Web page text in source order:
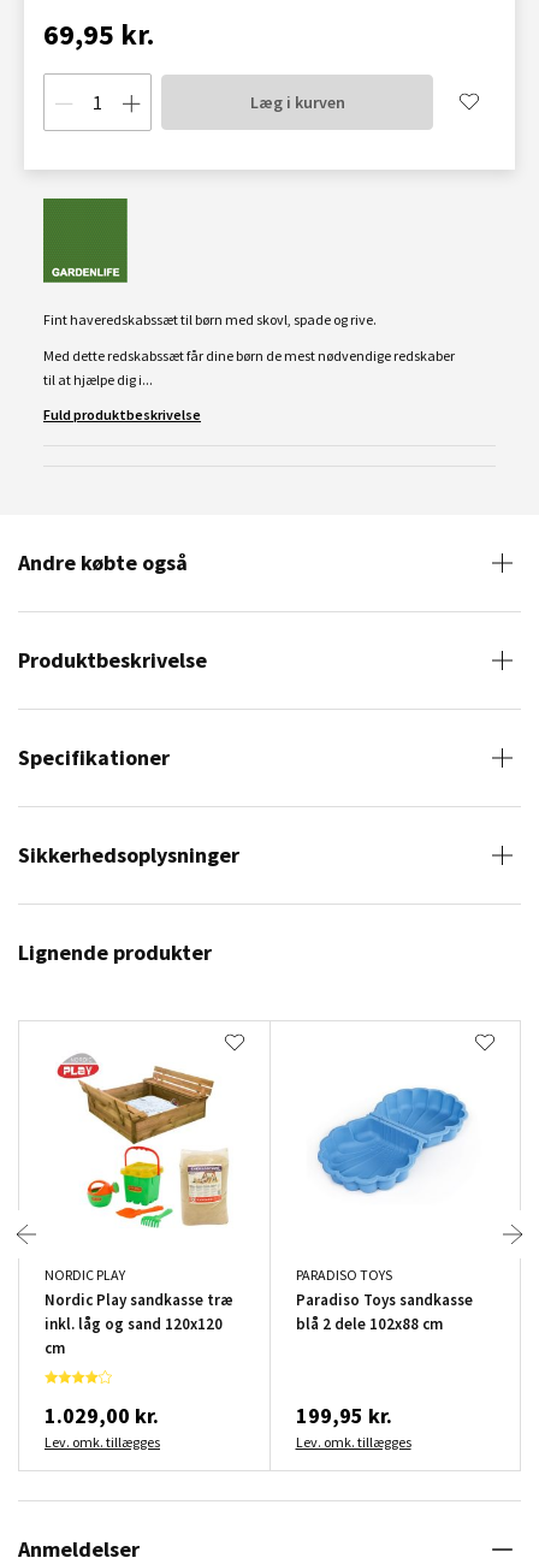
69,95 kr.
Læg i kurven
Fint haveredskabssæt til børn med skovl, spade og rive.
Med dette redskabssæt får dine børn de mest nødvendige redskaber
til at hjælpe dig i...
Fuld produktbeskrivelse
Andre købte også
Produktbeskrivelse
Specifikationer
Sikkerhedsoplysninger
Lignende produkter
NORDIC PLAY
Nordic Play sandkasse træ
inkl. låg og sand 120x120
cm
1.029,00 kr.
Lev. omk. tillægges
PARADISO TOYS
Paradiso Toys sandkasse
blå 2 dele 102x88 cm
199,95 kr.
Lev. omk. tillægges
Anmeldelser